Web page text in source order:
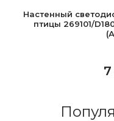
Настенный
птицы 269101/